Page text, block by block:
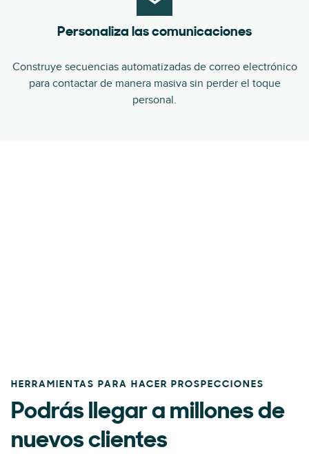
Personaliza las comunicaciones
Construye secuencias automatizadas de correo electrónico
para contactar de manera masiva sin perder el toque
personal.
HERRAMIENTAS PARA HACER PROSPECCIONES
Podrás llegar a millones de
nuevos clientes